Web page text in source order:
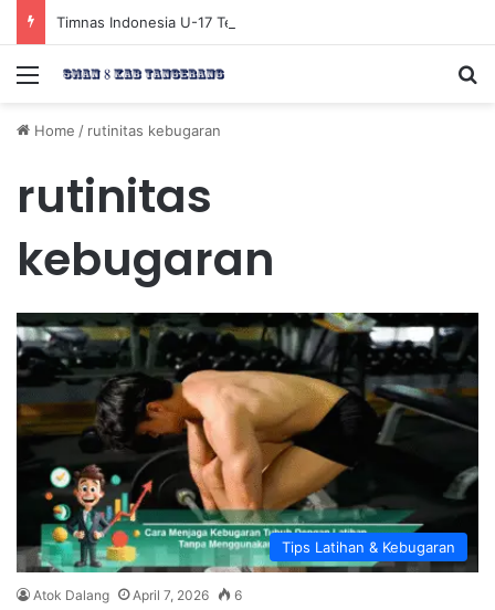
Menu
Home / rutinitas kebugaran
rutinitas
kebugaran
Tips Latihan & Kebugaran
Atok Dalang April 7, 2026 6